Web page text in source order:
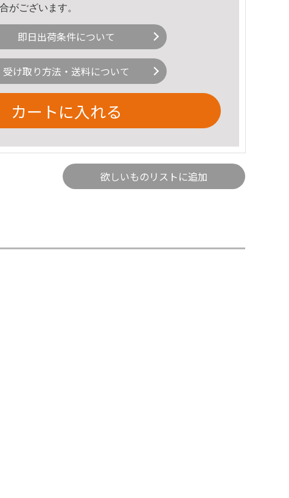
がございます。
即日出荷条件について
受け取り方法・送料について
カートに入れる
欲しいものリストに追加